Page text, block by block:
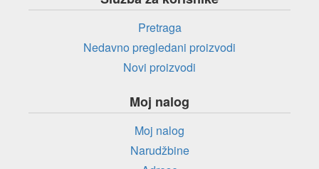
Pretraga
Nedavno pregledani proizvodi
Novi proizvodi
Moj nalog
Moj nalog
Narudžbine